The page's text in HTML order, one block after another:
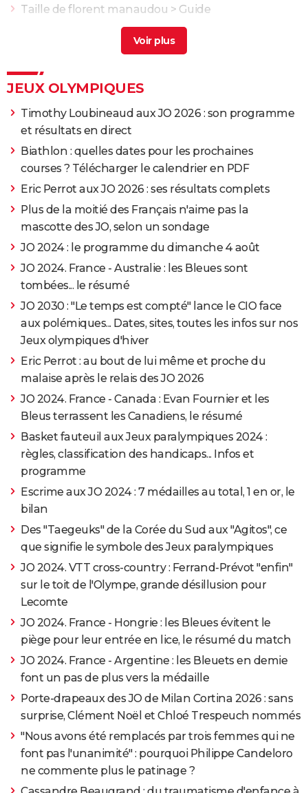
Taille de florent manaudou > Guide
> Guide
Léon marchand taille
> Guide
JEUX OLYMPIQUES
Timothy Loubineaud aux JO 2026 : son programme
et résultats en direct
Biathlon : quelles dates pour les prochaines
courses ? Télécharger le calendrier en PDF
Eric Perrot aux JO 2026 : ses résultats complets
Plus de la moitié des Français n'aime pas la
mascotte des JO, selon un sondage
JO 2024 : le programme du dimanche 4 août
JO 2024. France - Australie : les Bleues sont
tombées... le résumé
JO 2030 : "Le temps est compté" lance le CIO face
aux polémiques... Dates, sites, toutes les infos sur nos
Jeux olympiques d'hiver
Eric Perrot : au bout de lui même et proche du
malaise après le relais des JO 2026
JO 2024. France - Canada : Evan Fournier et les
Bleus terrassent les Canadiens, le résumé
Basket fauteuil aux Jeux paralympiques 2024 :
règles, classification des handicaps... Infos et
programme
Escrime aux JO 2024 : 7 médailles au total, 1 en or, le
bilan
Des "Taegeuks" de la Corée du Sud aux "Agitos", ce
que signifie le symbole des Jeux paralympiques
JO 2024. VTT cross-country : Ferrand-Prévot "enfin"
sur le toit de l'Olympe, grande désillusion pour
Lecomte
JO 2024. France - Hongrie : les Bleues évitent le
piège pour leur entrée en lice, le résumé du match
JO 2024. France - Argentine : les Bleuets en demie
font un pas de plus vers la médaille
Porte-drapeaux des JO de Milan Cortina 2026 : sans
surprise, Clément Noël et Chloé Trespeuch nommés
"Nous avons été remplacés par trois femmes qui ne
font pas l'unanimité" : pourquoi Philippe Candeloro
ne commente plus le patinage ?